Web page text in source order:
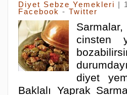
Diyet Sebze Yemekleri |
Facebook - Twitter
cinsten
diyet
Baklalı Yaprak